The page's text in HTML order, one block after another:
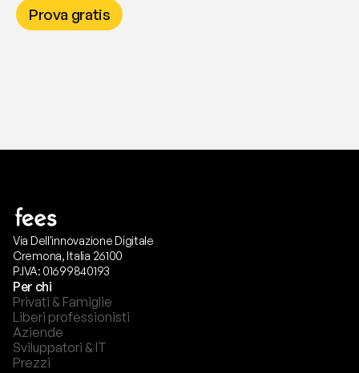
Prova gratis
Via Dell'innovazione Digitale
Cremona, Italia 26100
P.IVA: 01699840193
Per chi
Privati & Famiglie
Liberi professionisti
Aziende
Sviluppatori & IT
Prezzi